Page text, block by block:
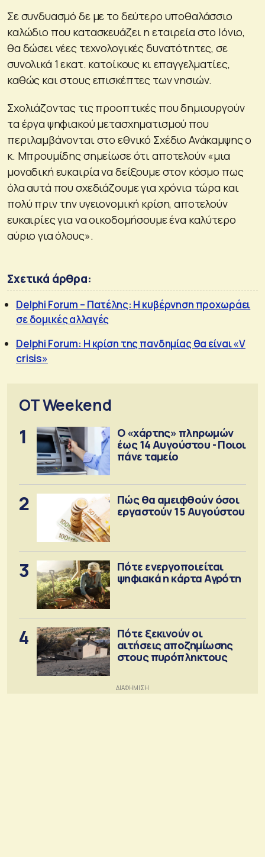
Σε συνδυασμό δε με το δεύτερο υποθαλάσσιο
καλώδιο που κατασκευάζει η εταιρεία στο Ιόνιο,
θα δώσει νέες τεχνολογικές δυνατότητες, σε
συνολικά 1 εκατ. κατοίκους κι επαγγελματίες,
καθώς και στους επισκέπτες των νησιών.
Σχολιάζοντας τις προοπτικές που δημιουργούν
τα έργα ψηφιακού μετασχηματισμού που
περιλαμβάνονται στο εθνικό Σχέδιο Ανάκαμψης ο
κ. Μπρουμίδης σημείωσε ότι αποτελούν «μια
μοναδική ευκαιρία να δείξουμε στον κόσμο πως
όλα αυτά που σχεδιάζουμε για χρόνια τώρα και
πολύ πριν την υγειονομική κρίση, αποτελούν
ευκαιρίες για να οικοδομήσουμε ένα καλύτερο
αύριο για όλους».
Σχετικά άρθρα:
Delphi Forum – Πατέλης: Η κυβέρνηση προχωράει
σε δομικές αλλαγές
Delphi Forum: Η κρίση της πανδημίας θα είναι «V
crisis»
OT Weekend
1
Ο «χάρτης» πληρωμών
έως 14 Αυγούστου - Ποιοι
πάνε ταμείο
2
Πώς θα αμειφθούν όσοι
εργαστούν 15 Αυγούστου
3
Πότε ενεργοποιείται
ψηφιακά η κάρτα Αγρότη
4
Πότε ξεκινούν οι
αιτήσεις αποζημίωσης
στους πυρόπληκτους